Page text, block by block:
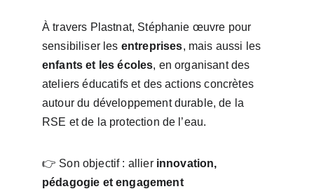
À travers Plastnat, Stéphanie œuvre pour
sensibiliser les entreprises, mais aussi les
enfants et les écoles, en organisant des
ateliers éducatifs et des actions concrètes
autour du développement durable, de la
RSE et de la protection de l’eau.
👉 Son objectif : allier innovation,
pédagogie et engagement